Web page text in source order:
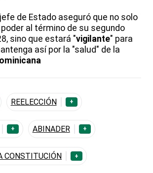
de Estado aseguró que no solo
al término de su segundo
sino que estará "vigilante" para
así por la "salud" de la
REELECCIÓN +
+ ABINADER +
CONSTITUCIÓN +